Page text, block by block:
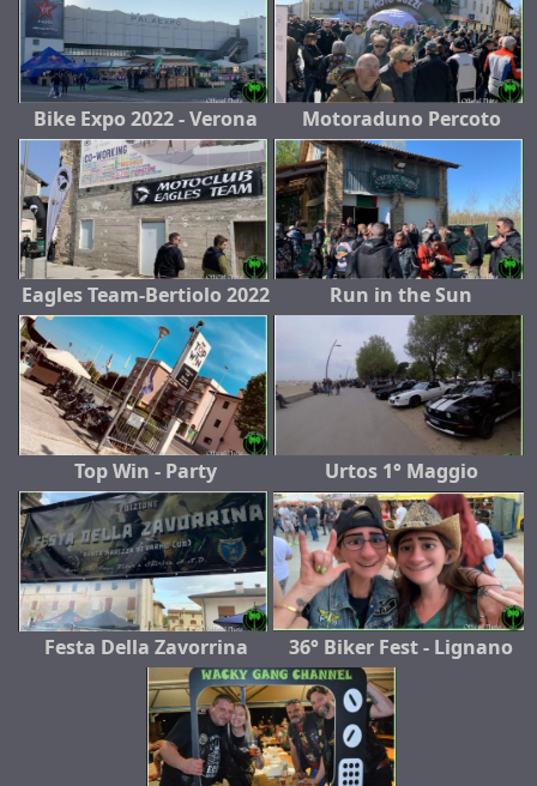
Bike Expo 2022 - Verona Motoraduno Percoto
Eagles Team-Bertiolo 2022 Run in the Sun
Top Win - Party Urtos 1° Maggio
Festa Della Zavorrina 36° Biker Fest - Lignano